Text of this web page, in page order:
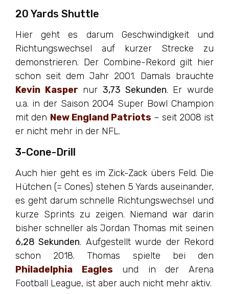
20 Yards Shuttle
Hier geht es darum Geschwindigkeit und
Richtungswechsel auf kurzer Strecke zu
demonstrieren. Der Combine-Rekord gilt hier
schon seit dem Jahr 2001. Damals brauchte
Kevin Kasper nur3,73 Sekunden. Er wurde
u.a. in der Saison 2004 Super Bowl Champion
mit den New England Patriots – seit 2008 ist
er nicht mehr in der NFL.
3-Cone-Drill
Auch hier geht es im Zick-Zack übers Feld. Die
Hütchen (= Cones) stehen 5 Yards auseinander,
es geht darum schnelle Richtungswechsel und
kurze Sprints zu zeigen. Niemand war darin
bisher schneller als Jordan Thomas mit seinen
6,28 Sekunden. Aufgestellt wurde der Rekord
schon 2018. Thomas spielte bei den
Philadelphia Eagles und in der Arena
Football League, ist aber auch nicht mehr aktiv.